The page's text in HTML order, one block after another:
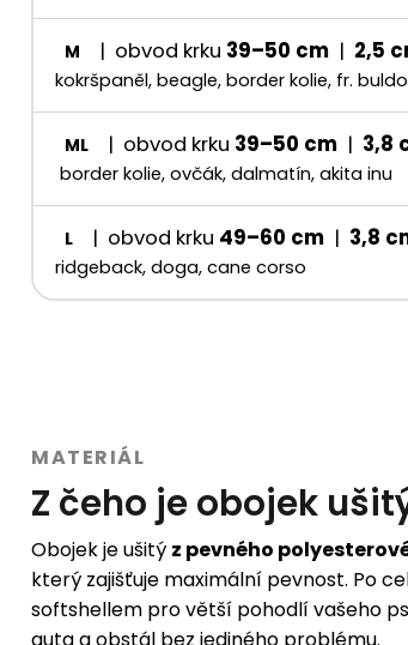
M | obvod krku 39–50 cm | 2,5
kokršpaněl, beagle, border kolie, fr.
ML | obvod krku 39–50 cm | 3,8
border kolie, ovčák, dalmatín, akita inu
L | obvod krku 49–60 cm | 3,8
ridgeback, doga, cane corso
MATERIÁL
Z čeho je obojek
Obojek je ušitý z pevného
který zajišťuje maximální pevnost. Po
softshellem pro větší pohodlí vašeho